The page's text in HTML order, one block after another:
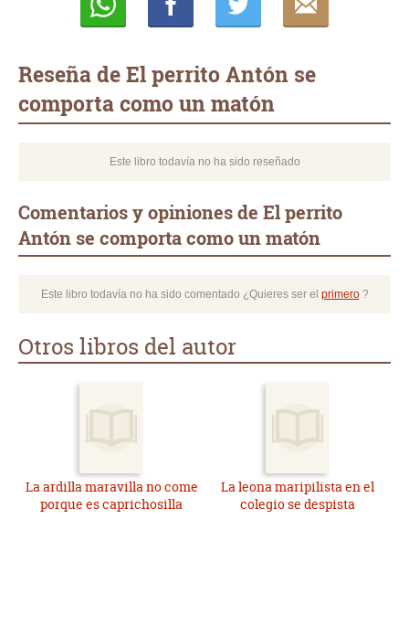
Reseña de El perrito Antón se
comporta como un matón
Este libro todavía no ha sido reseñado
Comentarios y opiniones de El perrito
Antón se comporta como un matón
Este libro todavía no ha sido comentado ¿Quieres ser el primero?
Otros libros del autor
La ardilla maravilla no come
porque es caprichosilla
La leona maripilista en el
colegio se despista